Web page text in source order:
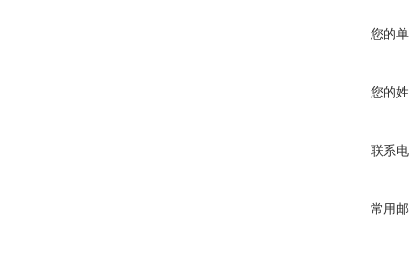
您的
您的
联系
常用